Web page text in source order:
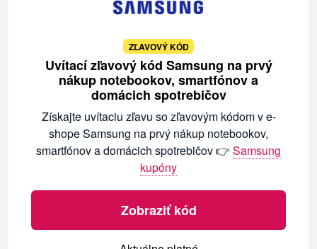
ZĽAVOVÝ KÓD
Uvítací zľavový kód Samsung na prvý
nákup notebookov, smartfónov a
domácich spotrebičov
Získajte uvítaciu zľavu so zľavovým kódom v e-
shope Samsung na prvý nákup notebookov,
smartfónov a domácich spotrebičov 👉 Samsung
kupóny
Zobraziť kód